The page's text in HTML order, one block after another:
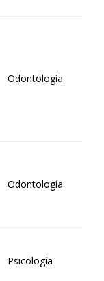
Odontología
Odontología
Psicología